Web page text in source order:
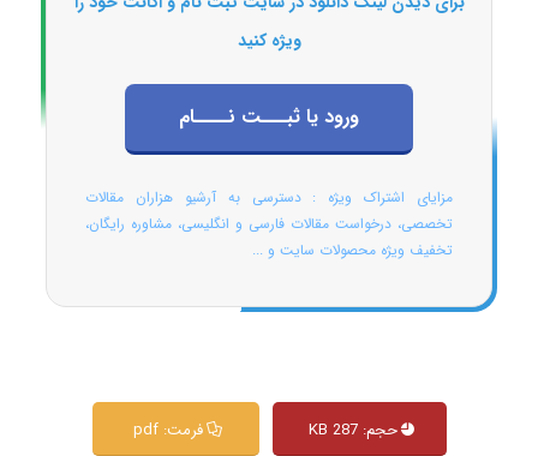
ویژه کنید
ورود یا ثبـــت نــــام
مزایای اشتراک ویژه : دسترسی به آرشیو هزاران مقالات
تخصصی، درخواست مقالات فارسی و انگلیسی، مشاوره رایگان،
تخفیف ویژه محصولات سایت و ...
حجم: 287 KB فرمت: pdf